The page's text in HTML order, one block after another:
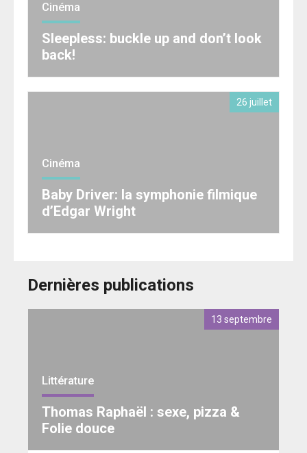
Cinéma
Sleepless: buckle up and don’t look
back!
26 juillet
Cinéma
Baby Driver: la symphonie filmique
d’Edgar Wright
Dernières publications
13 septembre
Littérature
Thomas Raphaël : sexe, pizza &
Folie douce